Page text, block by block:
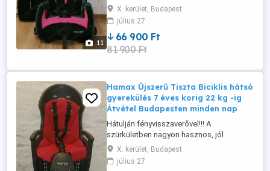
11
lehet pl karácsonyra - születésnapra stb...
Hibátlanul működik minden alkatrésze és
funkciója ! Újszerű tiszta állapotban! Nem
koszos, nem szakadt, nincs letörve róla
semmi... Szükítő párnával együtt! Bolti új
X. kerület, Budapest
július 27
66 900 Ft
81 900 Ft
Hamax Újszerű Tiszta Biciklis hátsó
gyerekülés 7 éves korig 22 kg -ig
Átvétel Budapesten minden nap
Hátulján fényvisszaverővel!!! A
szürkületben nagyon hasznos, jól
lathatóak lesztek a forgalomban! * Átvétel
Budapesten minden nap! Segítek
felszerelni és megmutatom, hogy
X. kerület, Budapest
július 27